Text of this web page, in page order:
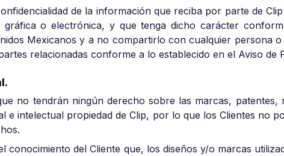
de la información que reciba por parte de
o electrónica, y que tenga dicho carácter
Mexicanos y a no compartirlo con cualquier persona
relacionadas conforme a lo establecido en el Aviso de
no tendrán ningún derecho sobre las marcas, patentes,
e intelectual propiedad de Clip, por lo que los Clientes no
conocimiento del Cliente que, los diseños y/o marcas